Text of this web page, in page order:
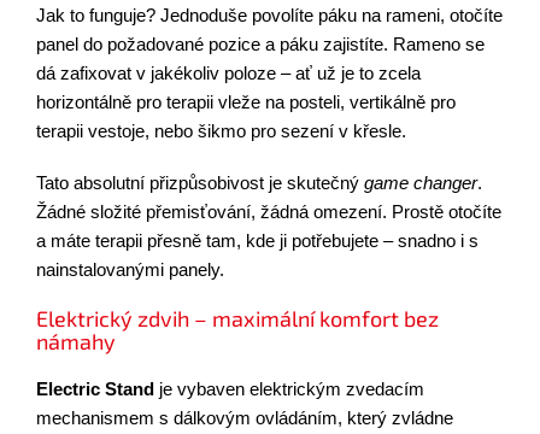
Jak to funguje? Jednoduše povolíte páku na rameni, otočíte
panel do požadované pozice a páku zajistíte. Rameno se
dá zafixovat v jakékoliv poloze – ať už je to zcela
horizontálně pro terapii vleže na posteli, vertikálně pro
terapii vestoje, nebo šikmo pro sezení v křesle.
Tato absolutní přizpůsobivost je skutečný game changer.
Žádné složité přemisťování, žádná omezení. Prostě otočíte
a máte terapii přesně tam, kde ji potřebujete – snadno i s
nainstalovanými panely.
Elektrický zdvih – maximální komfort bez
námahy
Electric Stand je vybaven elektrickým zvedacím
mechanismem s dálkovým ovládáním, který zvládne